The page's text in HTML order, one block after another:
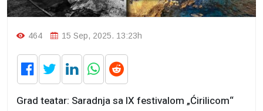
464 15 Sep, 2025. 13:23h
Grad teatar: Saradnja sa IX festivalom „Ćirilicom“